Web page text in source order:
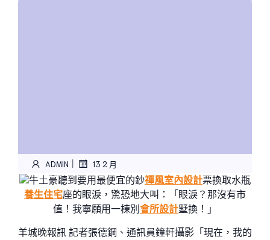
ADMIN | 13 2 月
牛土豪聽到要用最便宜的鈔禪風室內設計票換取水瓶
養生住宅座的眼淚，驚恐地大叫：「眼淚？那沒有市
值！我寧願用一棟別 會所設計墅換！」
羊城晚報訊 記者張德鋼、通訊員鐘軒攝影「現在，我的